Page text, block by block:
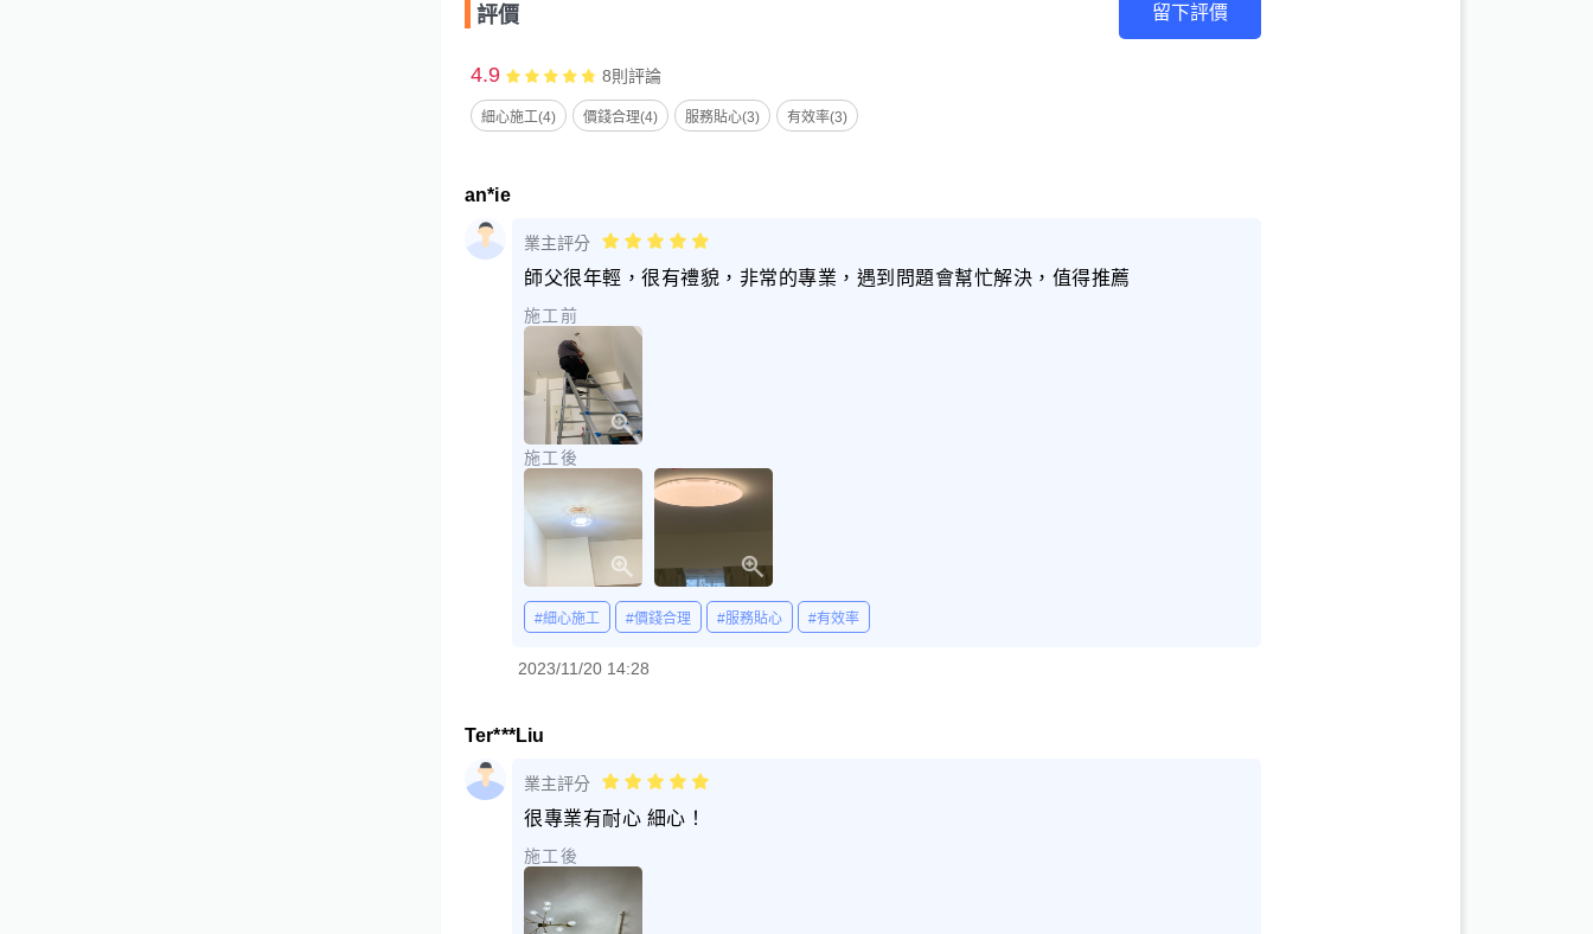
評價 留下評價
4.9 8則評論
細心施工(4) 價錢合理(4) 服務貼心(3) 有效率(3)
an*ie
業主評分
師父很年輕，很有禮貌，非常的專業，遇到問題會幫忙解決，值得推薦
施工前
施工後
#細心施工 #價錢合理 #服務貼心 #有效率
2023/11/20 14:28
Ter***Liu
業主評分
很專業有耐心 細心！
施工後